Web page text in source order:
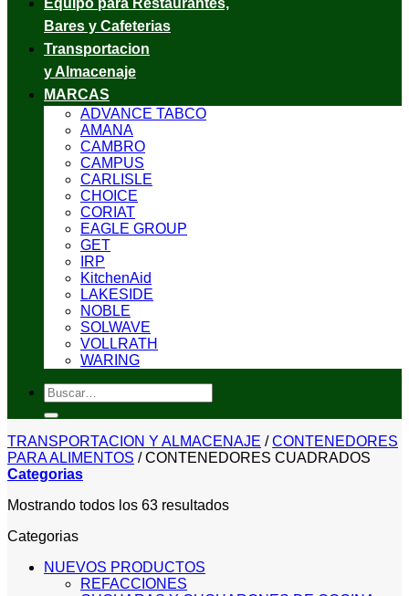
Equipo para Restaurantes,
Bares y Cafeterias
Transportacion
y Almacenaje
MARCAS
ADVANCE TABCO
AMANA
CAMBRO
CAMPUS
CARLISLE
CHOICE
CORIAT
EAGLE GROUP
GET
IRP
KitchenAid
LAKESIDE
NOBLE
SOLWAVE
VOLLRATH
WARING
Buscar
por:
TRANSPORTACION Y ALMACENAJE / CONTENEDORES
PARA ALIMENTOS /CONTENEDORES CUADRADOS
Categorias
Mostrando todos los 63 resultadosSorted
Categorias
NUEVOS PRODUCTOS
REFACCIONES